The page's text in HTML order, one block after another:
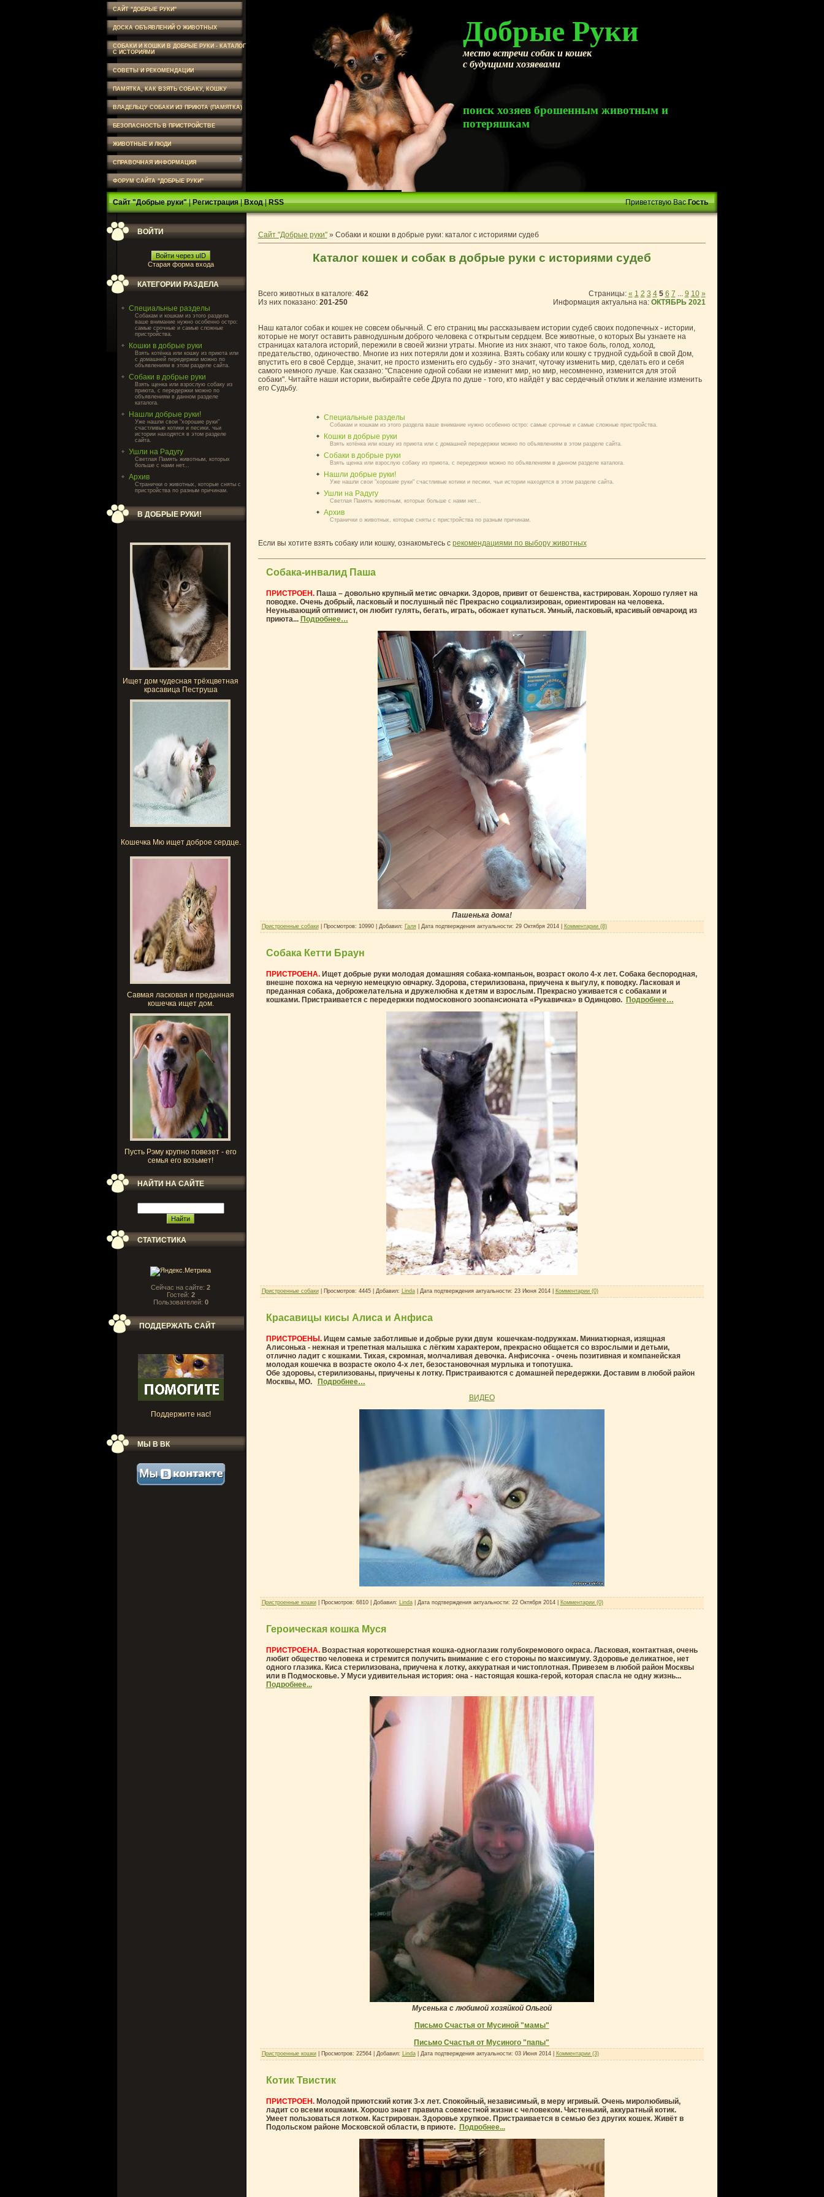
САЙТ "ДОБРЫЕ РУКИ"
ДОСКА ОБЪЯВЛЕНИЙ О ЖИВОТНЫХ
СОБАКИ И КОШКИ В ДОБРЫЕ РУКИ - КАТАЛОГ
С ИСТОРИЯМИ
СОВЕТЫ И РЕКОМЕНДАЦИИ
ПАМЯТКА, КАК ВЗЯТЬ СОБАКУ, КОШКУ
ВЛАДЕЛЬЦУ СОБАКИ ИЗ ПРИЮТА (ПАМЯТКА)
БЕЗОПАСНОСТЬ В ПРИСТРОЙСТВЕ
ЖИВОТНЫЕ И ЛЮДИ
СПРАВОЧНАЯ ИНФОРМАЦИЯ
ФОРУМ САЙТА "ДОБРЫЕ РУКИ"
Добрые Руки
место встречи собак и кошек
с будущими хозяевами
поиск хозяев брошенным животным и
потеряшкам
Сайт "Добрые руки"|Регистрация|Вход|RSS Приветствую Вас Гость
ВОЙТИ
Войти через uID
Старая форма входа
КАТЕГОРИИ РАЗДЕЛА
Специальные разделы
Собакам и кошкам из этого раздела
ваше внимание нужно особенно остро:
самые срочные и самые сложные
пристройства.
Кошки в добрые руки
Взять котёнка или кошку из приюта или
с домашней передержки можно по
объявлениям в этом разделе сайта.
Собаки в добрые руки
Взять щенка или взрослую собаку из
приюта, с передержки можно по
объявлениям в данном разделе
каталога.
Нашли добрые руки!
Уже нашли свои "хорошие руки"
счастливые котики и песики, чьи
истории находятся в этом разделе
сайта.
Ушли на Радугу
Светлая Память животным, которых
больше с нами нет...
Архив
Странички о животных, которые сняты с
пристройства по разным причинам.
В ДОБРЫЕ РУКИ!
Ищет дом чудесная трёхцветная
красавица Пеструша
Кошечка Мю ищет доброе сердце.
Савмая ласковая и преданная
кошечка ищет дом.
Пусть Рэму крупно повезет - его
семья его возьмет!
НАЙТИ НА САЙТЕ
СТАТИСТИКА
Сейчас на сайте: 2
Гостей: 2
Пользователей: 0
ПОДДЕРЖАТЬ САЙТ
Поддержите нас!
МЫ В ВК
Сайт "Добрые руки"» Собаки и кошки в добрые руки: каталог с историями судеб
Каталог кошек и собак в добрые руки с историями судеб
Всего животных в каталоге: 462
Из них показано: 201-250
Страницы: « 1 2 3 4 5 6 7 ... 9 10 »
Информация актуальна на: ОКТЯБРЬ 2021
Наш каталог собак и кошек не совсем обычный. С его страниц мы рассказываем истории судеб своих подопечных - истории,
которые не могут оставить равнодушным доброго человека с открытым сердцем. Все животные, о которых Вы узнаете на
страницах каталога историй, пережили в своей жизни утраты. Многие из них знают, что такое боль, голод, холод,
предательство, одиночество. Многие из них потеряли дом и хозяина. Взять собаку или кошку с трудной судьбой в свой Дом,
впустить его в своё Сердце, значит, не просто изменить его судьбу - это значит, чуточку изменить мир, сделать его и себя
самого немного лучше. Как сказано: "Спасение одной собаки не изменит мир, но мир, несомненно, изменится для этой
собаки". Читайте наши истории, выбирайте себе Друга по душе - того, кто найдёт у вас сердечный отклик и желание изменить
его Судьбу.
Специальные разделы
Собакам и кошкам из этого раздела ваше внимание нужно особенно остро: самые срочные и самые сложные пристройства.
Кошки в добрые руки
Взять котёнка или кошку из приюта или с домашней передержки можно по объявлениям в этом разделе сайта.
Собаки в добрые руки
Взять щенка или взрослую собаку из приюта, с передержки можно по объявлениям в данном разделе каталога.
Нашли добрые руки!
Уже нашли свои "хорошие руки" счастливые котики и песики, чьи истории находятся в этом разделе сайта.
Ушли на Радугу
Светлая Память животным, которых больше с нами нет...
Архив
Странички о животных, которые сняты с пристройства по разным причинам.
Если вы хотите взять собаку или кошку, ознакомьтесь с рекомендациями по выбору животных
Собака-инвалид Паша
ПРИСТРОЕН.Паша – довольно крупный метис овчарки. Здоров, привит от бешенства, кастрирован. Хорошо гуляет на
поводке. Очень добрый, ласковый и послушный пёс Прекрасно социализирован, ориентирован на человека.
Неунывающий оптимист, он любит гулять, бегать, играть, обожает купаться. Умный, ласковый, красивый овчароид из
приюта... Подробнее…
Пашенька дома!
Пристроенные собаки| Просмотров: 10990 | Добавил: Галя| Дата подтверждения актуальности: 29 Октября 2014| Комментарии (8)
Собака Кетти Браун
ПРИСТРОЕНА.Ищет добрые руки молодая домашняя собака-компаньон, возраст около 4-х лет. Собака беспородная,
внешне похожа на черную немецкую овчарку. Здорова, стерилизована, приучена к выгулу, к поводку. Ласковая и
преданная собака, доброжелательна и дружелюбна к детям и взрослым. Прекрасно уживается с собаками и
кошками. Пристраивается с передержки подмосковного зоопансионата «Рукавичка» в Одинцово. Подробнее…
Пристроенные собаки| Просмотров: 4445 | Добавил: Linda| Дата подтверждения актуальности: 23 Июня 2014| Комментарии (0)
Красавицы кисы Алиса и Анфиса
ПРИСТРОЕНЫ.Ищем самые заботливые и добрые руки двум кошечкам-подружкам. Миниатюрная, изящная
Алисонька - нежная и трепетная малышка с лёгким характером, прекрасно общается со взрослыми и детьми,
отлично ладит с кошками. Тихая, скромная, молчаливая девочка. Анфисочка - очень позитивная и компанейская
молодая кошечка в возрасте около 4-х лет, безостановочная мурлыка и топотушка.
Обе здоровы, стерилизованы, приучены к лотку. Пристраиваются с домашней передержки. Доставим в любой район
Москвы, МО.
Подробнее…
ВИДЕО
Пристроенные кошки| Просмотров: 6810 | Добавил: Linda| Дата подтверждения актуальности: 22 Октября 2014| Комментарии (0)
Героическая кошка Муся
ПРИСТРОЕНА.Возрастная короткошерстная кошка-одноглазик голубокремового окраса. Ласковая, контактная, очень
любит общество человека и стремится получить внимание с его стороны по максимуму. Здоровье деликатное, нет
одного глазика. Киса стерилизована, приучена к лотку, аккуратная и чистоплотная. Привезем в любой район Москвы
или в Подмосковье. У Муси удивительная история: она - настоящая кошка-герой, которая спасла не одну жизнь...
Подробнее...
Мусенька с любимой хозяйкой Ольгой
Письмо Счастьяот Мусиной "мамы"
Письмо Счастья от Мусиного "папы"
Пристроенные кошки| Просмотров: 22564 | Добавил: Linda| Дата подтверждения актуальности: 03 Июня 2014| Комментарии (3)
Котик Твистик
ПРИСТРОЕН.Молодой приютский котик 3-х лет. Спокойный, независимый, в меру игривый. Очень миролюбивый,
ладит со всеми кошками. Хорошо знает правила совместной жизни с человеком. Чистенький, аккуратный котик.
Умеет пользоваться лотком. Кастрирован. Здоровье хрупкое. Пристраивается в семью без других кошек. Живёт в
Подольском районе Московской области, в приюте. Подробнее...